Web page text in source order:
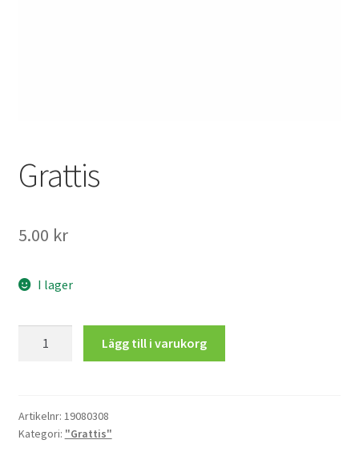
Grattis
5.00 kr
I lager
Lägg till i varukorg
Artikelnr: 19080308
Kategori: "Grattis"